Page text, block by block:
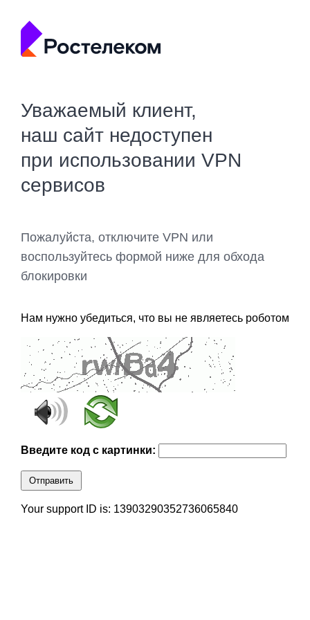
Уважаемый клиент,
наш сайт недоступен
при использовании VPN
сервисов
Пожалуйста, отключите VPN или
воспользуйтесь формой ниже для обхода
блокировки
Нам нужно убедиться, что вы не являетесь роботом
Введите код с картинки:
Отправить
Your support ID is: 13903290352736065840